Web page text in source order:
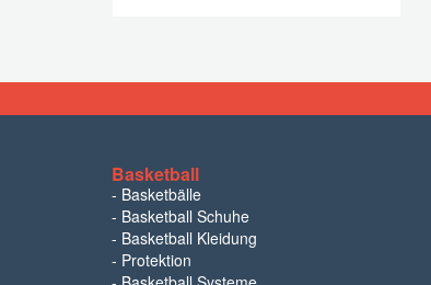
Basketball
- Basketbälle
- Basketball Schuhe
- Basketball Kleidung
- Protektion